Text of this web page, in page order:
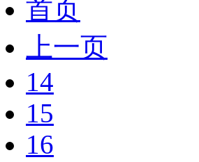
首页
上一页
14
15
16